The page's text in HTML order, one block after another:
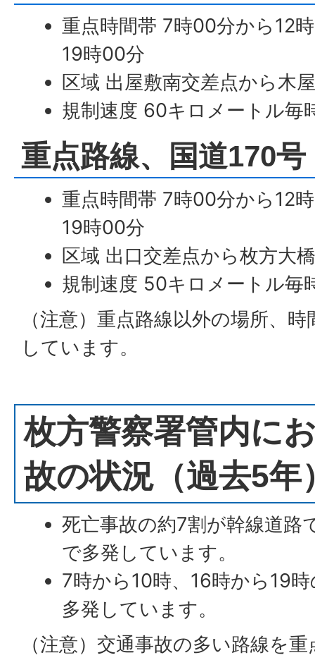
重点時間帯 7時00分から12
19時00分
区域 出屋敷南交差点から木
規制速度 60キロメートル毎
重点路線、国道170号
重点時間帯 7時00分から12
19時00分
区域 出口交差点から枚方大
規制速度 50キロメートル毎
（注意）重点路線以外の場所、
しています。
枚方警察署管内に
故の状況（過去5年
死亡事故の約7割が幹線道路
で多発しています。
7時から10時、16時から19
多発しています。
（注意）交通事故の多い路線を